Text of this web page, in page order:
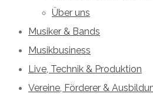
Über uns
Musiker & Bands
Musikbusiness
Live, Technik & Produktion
Vereine, Förderer &